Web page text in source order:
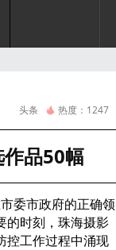
头条 热度： 1247
品50幅
委市政府的正确领
的时刻，珠海摄影
控工作过程中涌现